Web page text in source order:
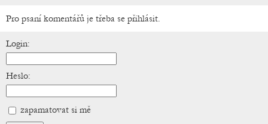
Pro psaní komentářů je třeba se přihlásit.
Login:
Heslo:
zapamatovat si mě